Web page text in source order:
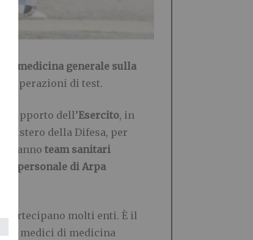
di medicina generale sulla
operazioni di test.
supporto dell’Esercito, in
della Difesa, per
team sanitari
personale di Arpa
partecipano molti enti. È il
i medici di medicina